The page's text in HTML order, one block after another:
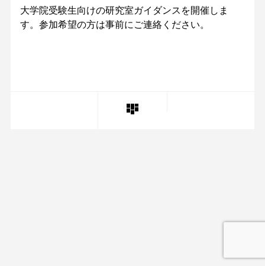
大学院受験生向けの研究室ガイダンスを開催しま
す。参加希望の方は事前にご連絡ください。